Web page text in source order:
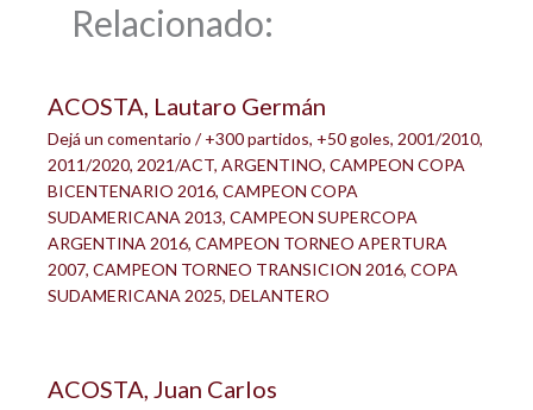
Relacionado:
ACOSTA, Lautaro Germán
Dejá un comentario /+300 partidos, +50 goles, 2001/2010,
2011/2020, 2021/ACT, ARGENTINO, CAMPEON COPA
BICENTENARIO 2016, CAMPEON COPA
SUDAMERICANA 2013, CAMPEON SUPERCOPA
ARGENTINA 2016, CAMPEON TORNEO APERTURA
2007, CAMPEON TORNEO TRANSICION 2016, COPA
SUDAMERICANA 2025, DELANTERO
ACOSTA, Juan Carlos